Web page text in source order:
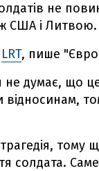
не
США і Литвою.
LRT, пише
не думає, що
тому
солдата.